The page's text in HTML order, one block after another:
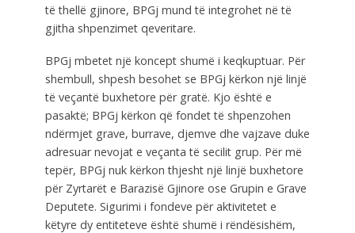
të thellë gjinore, BPGj mund të integrohet në të
gjitha shpenzimet qeveritare.
BPGj mbetet një koncept shumë i keqkuptuar. Për
shembull, shpesh besohet se BPGj kërkon një linjë
të veçantë buxhetore për gratë. Kjo është e
pasaktë; BPGj kërkon që fondet të shpenzohen
ndërmjet grave, burrave, djemve dhe vajzave duke
adresuar nevojat e veçanta të secilit grup. Për më
tepër, BPGj nuk kërkon thjesht një linjë buxhetore
për Zyrtarët e Barazisë Gjinore ose Grupin e Grave
Deputete. Sigurimi i fondeve për aktivitetet e
këtyre dy entiteteve është shumë i rëndësishëm,